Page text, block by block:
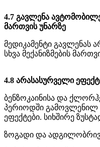
4.7 გავლენა
მართვის უნარზე
მედიკამენტი გავლენას
სხვა მექანიზმების
4.8 არასასურველი
ბენზოკაინისა და
პერიოდში გამოვლენილ
ეფექტები. სიხშირე
ზოგადი და